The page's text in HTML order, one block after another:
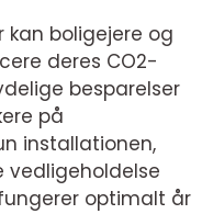
kan boligejere og
deres CO2-
besparelser
på
installationen,
vedligeholdelse
optimalt år